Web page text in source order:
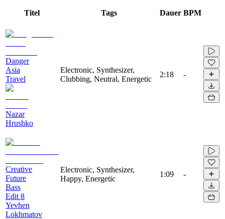
Titel Tags Dauer BPM
Danger
Asia
Travel
Nazar
Hrushko
Electronic, Synthesizer,
Clubbing, Neutral, Energetic
2:18 -
Creative
Future
Bass
Edit 8
Yevhen
Lokhmatov
Electronic, Synthesizer,
Happy, Energetic
1:09 -